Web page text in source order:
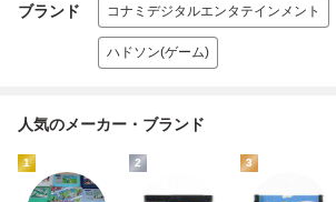
ブランド コナミデジタルエンタテインメント
ハドソン(ゲーム)
人気のメーカー・ブランド
1 2 3